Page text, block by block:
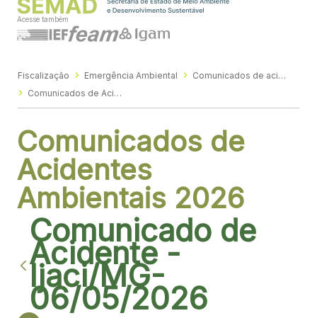
Acesse também
Fiscalização Emergência Ambiental
Comunicados de acidentes e emergências ambientais
Comunicados de Acidentes Ambientais 2026
Comunicados de
Acidentes
Ambientais 2026
Comunicado de
Acidente -
Ijaci/MG-
06/05/2026